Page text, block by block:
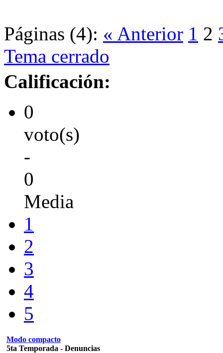
Páginas (4): « Anterior 1 2
Tema cerrado
Calificación:
0
voto(s)
-
0
Media
1
2
3
4
5
Modo compacto
5ta Temporada - Denuncias